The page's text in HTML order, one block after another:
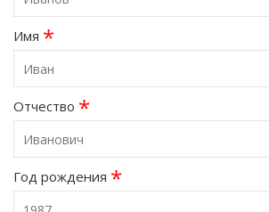
Имя *
Отчество *
Год рождения *